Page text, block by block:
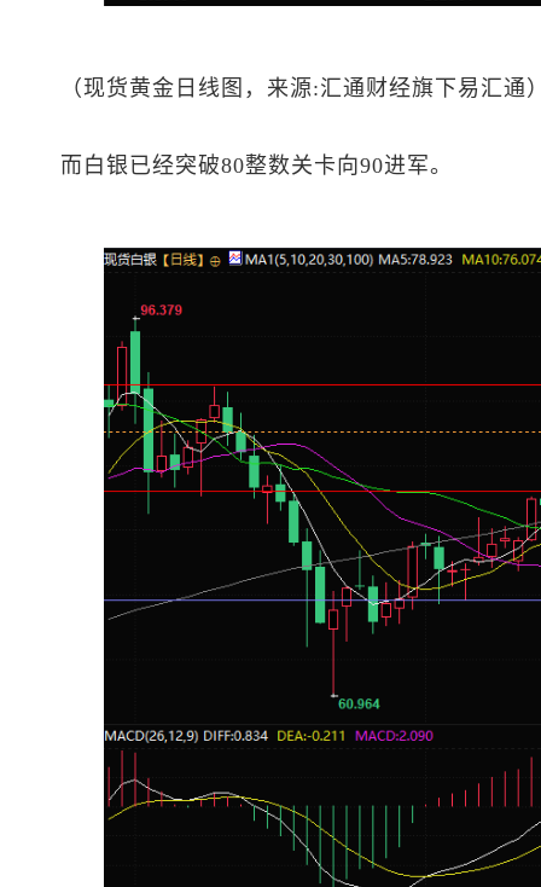
（现货黄金 日线图，来源:汇通财经旗下易汇通
而白银已经突破80整数关卡向90进军。